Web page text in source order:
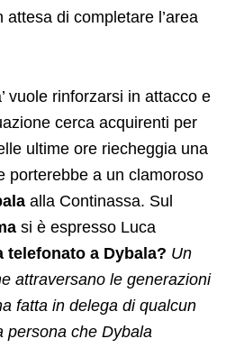
di completare l’area
vuole rinforzarsi in attacco e
cerca acquirenti per
ultime ore riecheggia una
porterebbe a un clamoroso
alla Continassa. Sul
si è espresso Luca
telefonato a Dybala? Un
attraversano le generazioni
fatta in delega di qualcun
persona che Dybala